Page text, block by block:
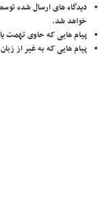
دیدگاه های ارسال شده
خواهد شد.
پیام هایی که حاوی تهمت
پیام هایی که به غیر از